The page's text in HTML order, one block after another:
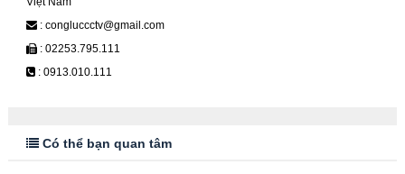
: congluccctv@gmail.com
: 02253.795.111
: 0913.010.111
Có thể bạn quan tâm